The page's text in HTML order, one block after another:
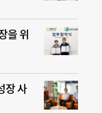
을 위
장 사